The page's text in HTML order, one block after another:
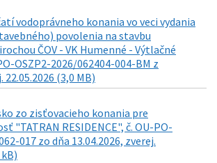
vodoprávneho konania vo veci vydania
povolenia na stavbu
ČOV - VK Humenné - Výtlačné
OSZP2-2026/062404-004-BM z
22.05.2026 (3,0 MB)
zo zisťovacieho konania pre
"TATRAN RESIDENCE", č. OU-PO-
017 zo dňa 13.04.2026, zverej.